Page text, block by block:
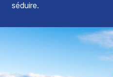
séduire.